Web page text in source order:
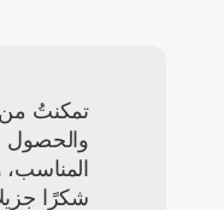
تمكنتُ من
والحصول
المناسب،
شكرًا